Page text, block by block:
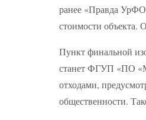
ранее «Правда
стоимости объекта.
Пункт финальной
станет ФГУП «ПО
отходами,
общественности.